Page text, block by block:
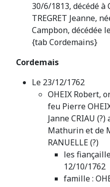
30/6/1813, décédé à
TREGRET Jeanne,
Campbon, décédée
{tab Cordemains}
Cordemais
Le 23/12/1762
OHEIX Robert,
feu Pierre
Janne CRIAU
Mathurin et de
RANUELLE (?)
les
12/10/1762
famille :